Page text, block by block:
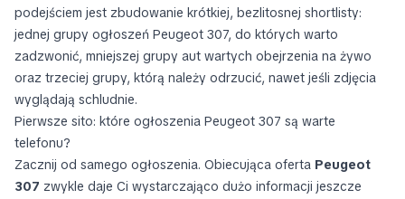
podejściem jest zbudowanie krótkiej, bezlitosnej shortlisty:
jednej grupy ogłoszeń Peugeot 307, do których warto
zadzwonić, mniejszej grupy aut wartych obejrzenia na żywo
oraz trzeciej grupy, którą należy odrzucić, nawet jeśli zdjęcia
wyglądają schludnie.
Pierwsze sito: które ogłoszenia Peugeot 307 są warte
telefonu?
Zacznij od samego ogłoszenia. Obiecująca oferta Peugeot
307 zwykle daje Ci wystarczająco dużo informacji jeszcze